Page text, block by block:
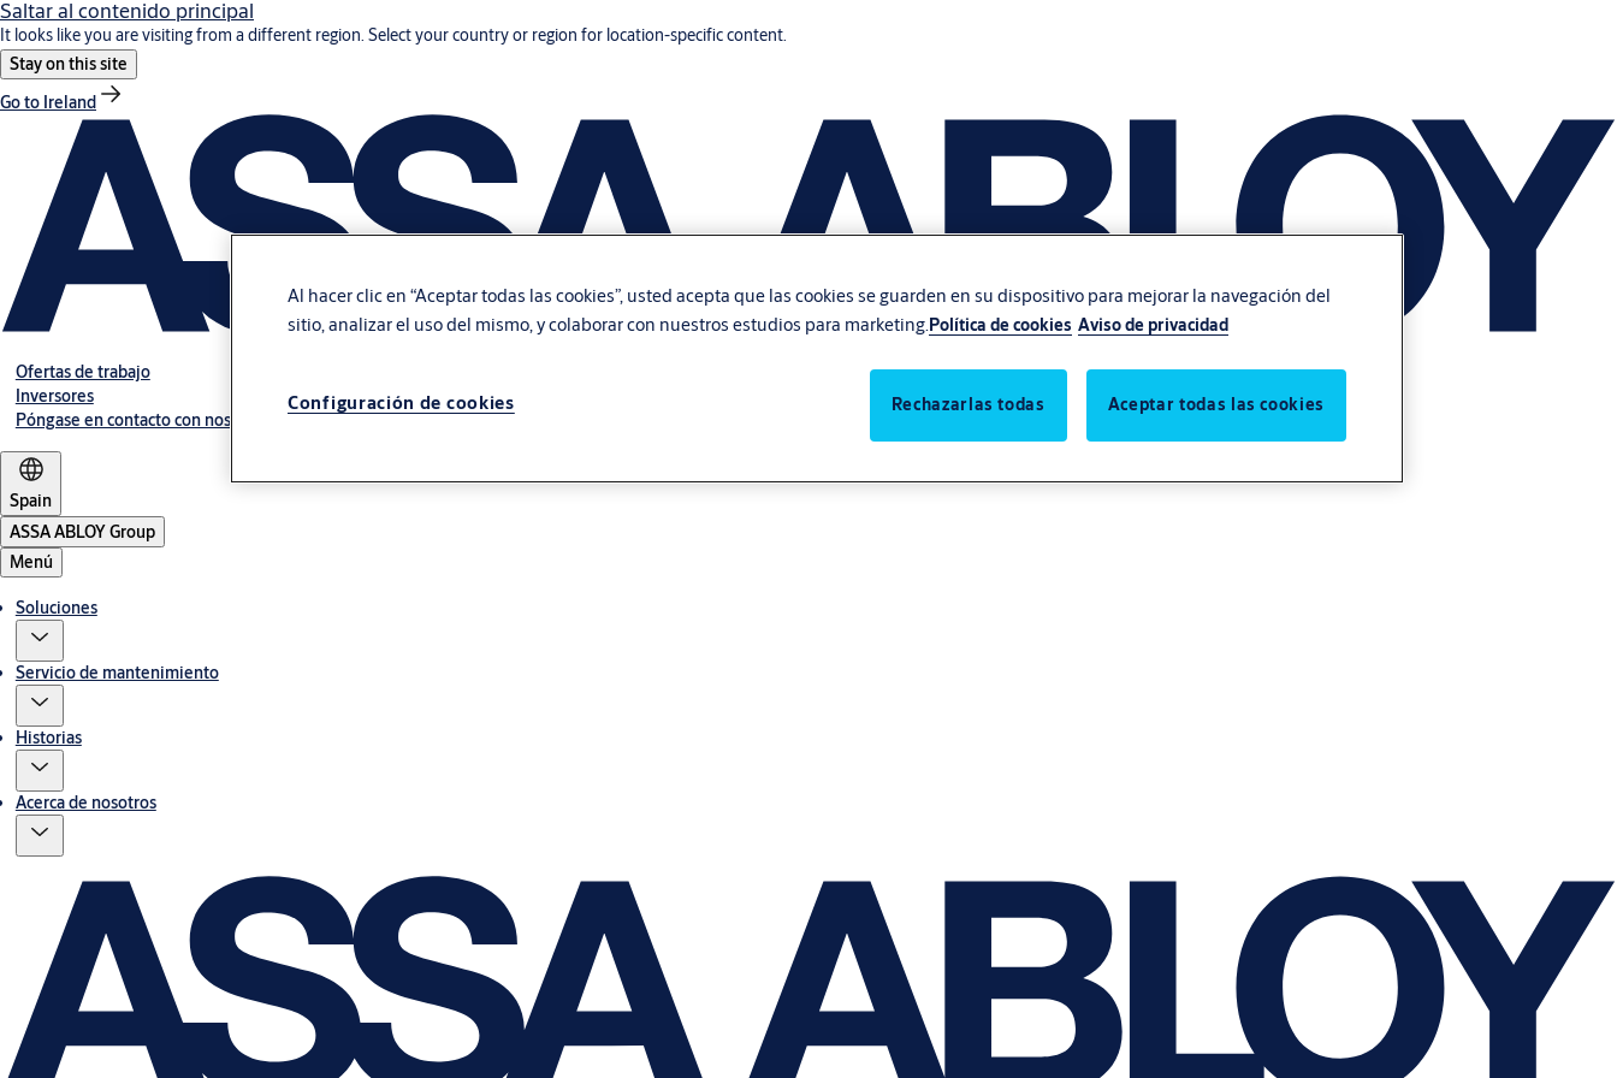
Saltar al contenido principal
It looks like you are visiting from a different region. Select your country or region for location-specific content.
Stay on this site
Go to Ireland
Ofertas de trabajo
Inversores
Póngase en contacto con nosotros
Spain
ASSA ABLOY Group
Menú
Soluciones
Servicio de mantenimiento
Historias
Acerca de nosotros
Al hacer clic en “Aceptar todas las cookies”, usted acepta que las cookies se guarden en su dispositivo para mejorar la navegación del
sitio, analizar el uso del mismo, y colaborar con nuestros estudios para marketing. Política de cookies Aviso de privacidad
Configuración de cookies Rechazarlas todas Aceptar todas las cookies